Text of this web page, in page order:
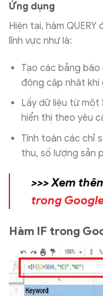
Ứng dụng
Hiện tại, hàm
lĩnh vực như là:
Tạo các bảng
động cập nhật khi
Lấy dữ liệu từ một
hiển thị theo yêu
Tính toán các chỉ
thu, số lượng sản
>>> Xem
trong
Hàm IF trong